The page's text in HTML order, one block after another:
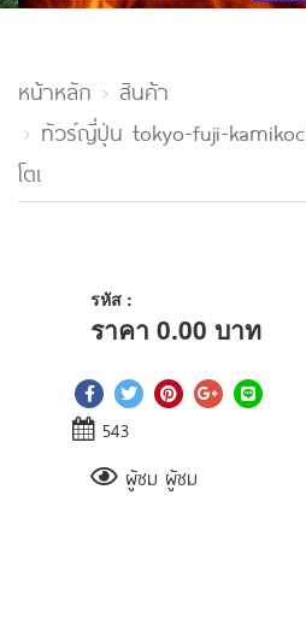
หน้าหลัก
สินค้า
ทัวร์ญี่ปุ่น tokyo-fuji-
โตเ
รหัส :
ราคา 0.00 บาท
543
ผู้ชม ผู้ชม